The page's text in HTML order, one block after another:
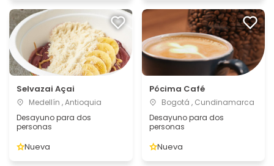
Selvazai Açai
Medellín , Antioquia
Desayuno para dos
personas
Nueva
Pócima Café
Bogotá , Cundinamarca
Desayuno para dos
personas
Nueva